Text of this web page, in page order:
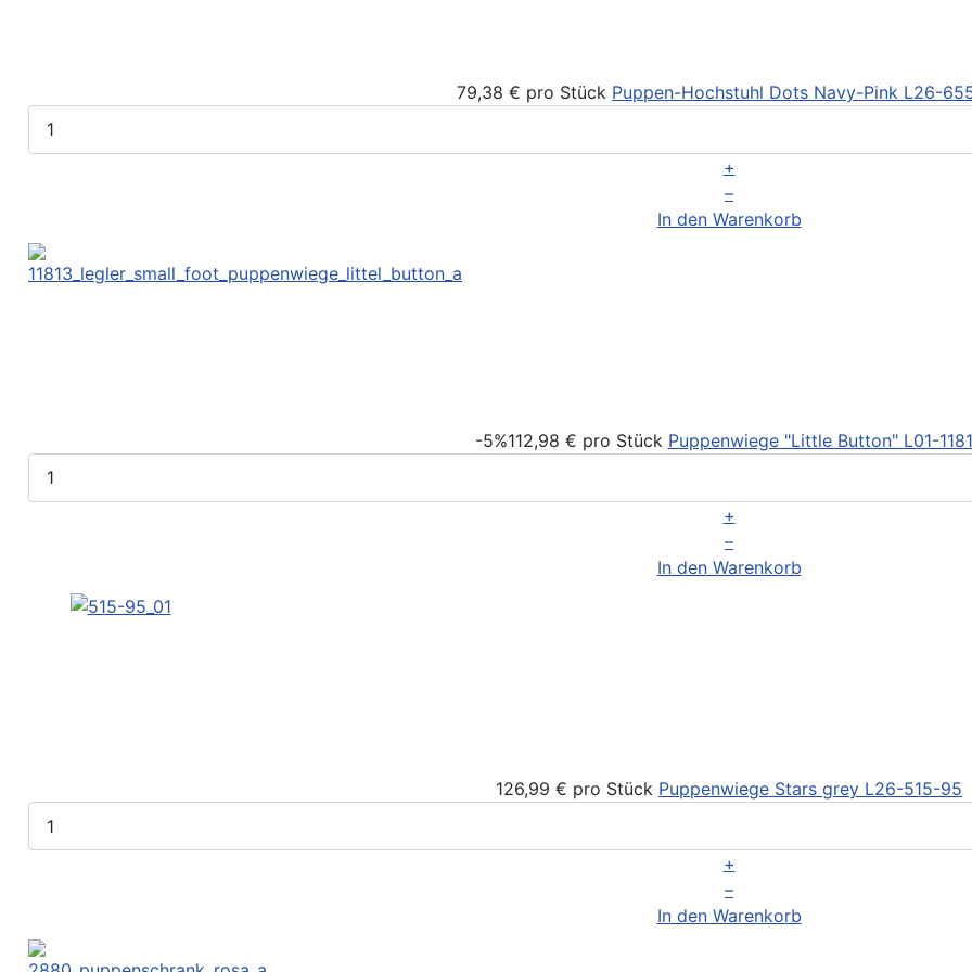
79,38 € pro Stück Puppen-Hochstuhl Dots Navy-Pink L26-
+
–
In den Warenkorb
-5%112,98 € pro Stück Puppenwiege "Little Button" L01-
+
–
In den Warenkorb
126,99 € pro Stück Puppenwiege Stars grey L26-515-95
+
–
In den Warenkorb